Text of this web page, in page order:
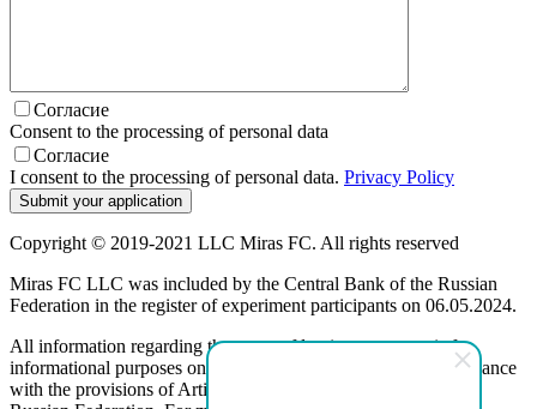
Согласие
Consent to the processing of personal data
Согласие
I consent to the processing of personal data. Privacy Policy
Copyright © 2019-2021 LLC Miras FC. All rights reserved
Miras FC LLC was included by the Central Bank of the Russian
Federation in the register of experiment participants on 06.05.2024.
All information regarding the terms of leasing programs is for
informational purposes only and is not a public offer, in accordance
with the provisions of Article 437 (2) of the Civil Code of the